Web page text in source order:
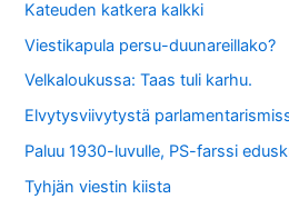
Kateuden katkera kalkki
Viestikapula persu-duunareillako?
Velkaloukussa: Taas tuli karhu.
Elvytysviivytystä
Paluu 1930-luvulle, PS-farssi
Tyhjän viestin kiista